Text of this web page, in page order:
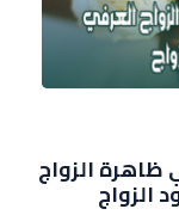
ظاهرة الزواج
الزواج